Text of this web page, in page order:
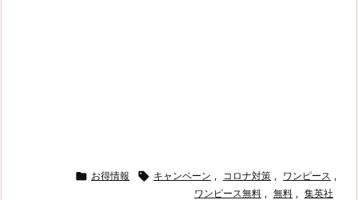
 お得情報  キャンペーン , コロナ対策 , ワンピース ,
ワンピース無料 , 無料 , 集英社